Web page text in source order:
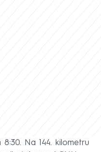
Na 144. kilometru